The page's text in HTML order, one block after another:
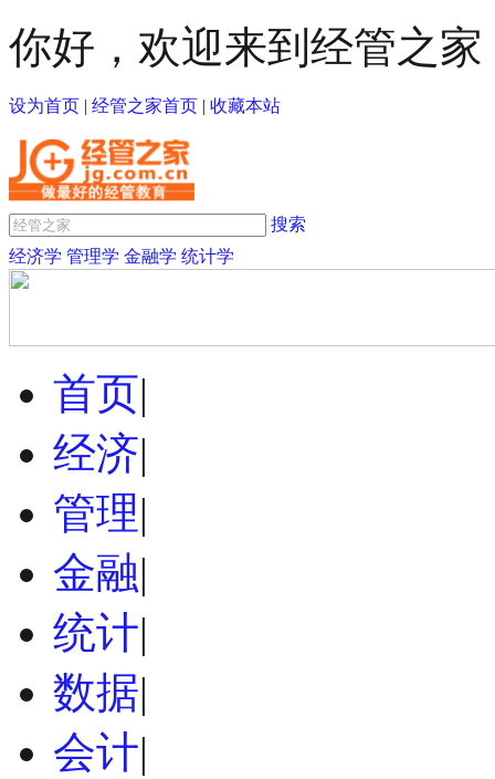
你好，欢迎来到经管之家
设为首页 | 经管之家首页 | 收藏本站
搜索
经济学 管理学 金融学 统计学
首页|
经济|
管理|
金融|
统计|
数据|
会计|